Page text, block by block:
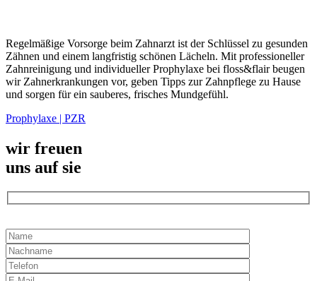
Regelmäßige Vorsorge beim Zahnarzt ist der Schlüssel zu gesunden
Zähnen und einem langfristig schönen Lächeln. Mit professioneller
Zahnreinigung und individueller Prophylaxe bei floss&flair beugen
wir Zahnerkrankungen vor, geben Tipps zur Zahnpflege zu Hause
und sorgen für ein sauberes, frisches Mundgefühl.
Prophylaxe | PZR
wir freuen
uns auf sie
lasse
dieses
Feld
leer.